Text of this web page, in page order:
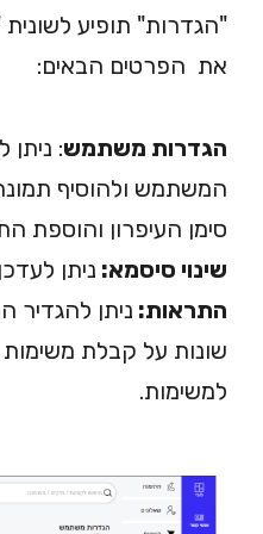
"הגדרות" תופיע
את הפרטים הבאים:
הגדרות משתמש:
המשתמש ולהוסיף
סימן העיפרון והוספת
שינוי סיסמא: ניתן
התראות: ניתן להגדיר
שונות על קבלת משימות
למשימות.